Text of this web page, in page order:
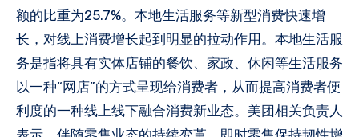
额的比重为25.7%。本地生活服务等新型消费快速增
长，对线上消费增长起到明显的拉动作用。本地生活服
务是指将具有实体店铺的餐饮、家政、休闲等生活服务
以一种“网店”的方式呈现给消费者，从而提高消费者便
利度的一种线上线下融合消费新业态。美团相关负责人